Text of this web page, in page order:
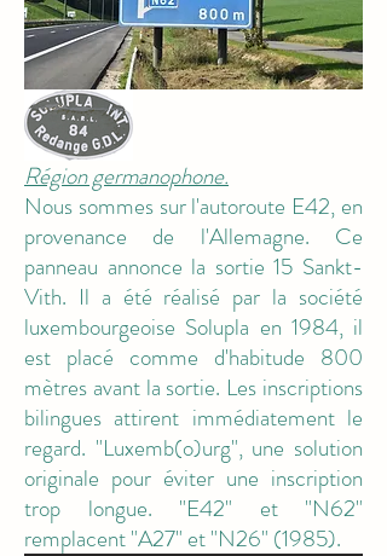
M15
Région germanophone.
Nous sommes sur l'autoroute E42, en
provenance de l'Allemagne. Ce
panneau annonce la sortie 15 Sankt-
Vith. Il a été réalisé par la société
luxembourgeoise Solupla en 1984, il
est placé comme d'habitude 800
mètres avant la sortie. Les inscriptions
bilingues attirent immédiatement le
regard. "Luxemb(o)urg", une solution
originale pour éviter une inscription
trop longue. "E42" et "N62"
remplacent "A27" et "N26" (1985).